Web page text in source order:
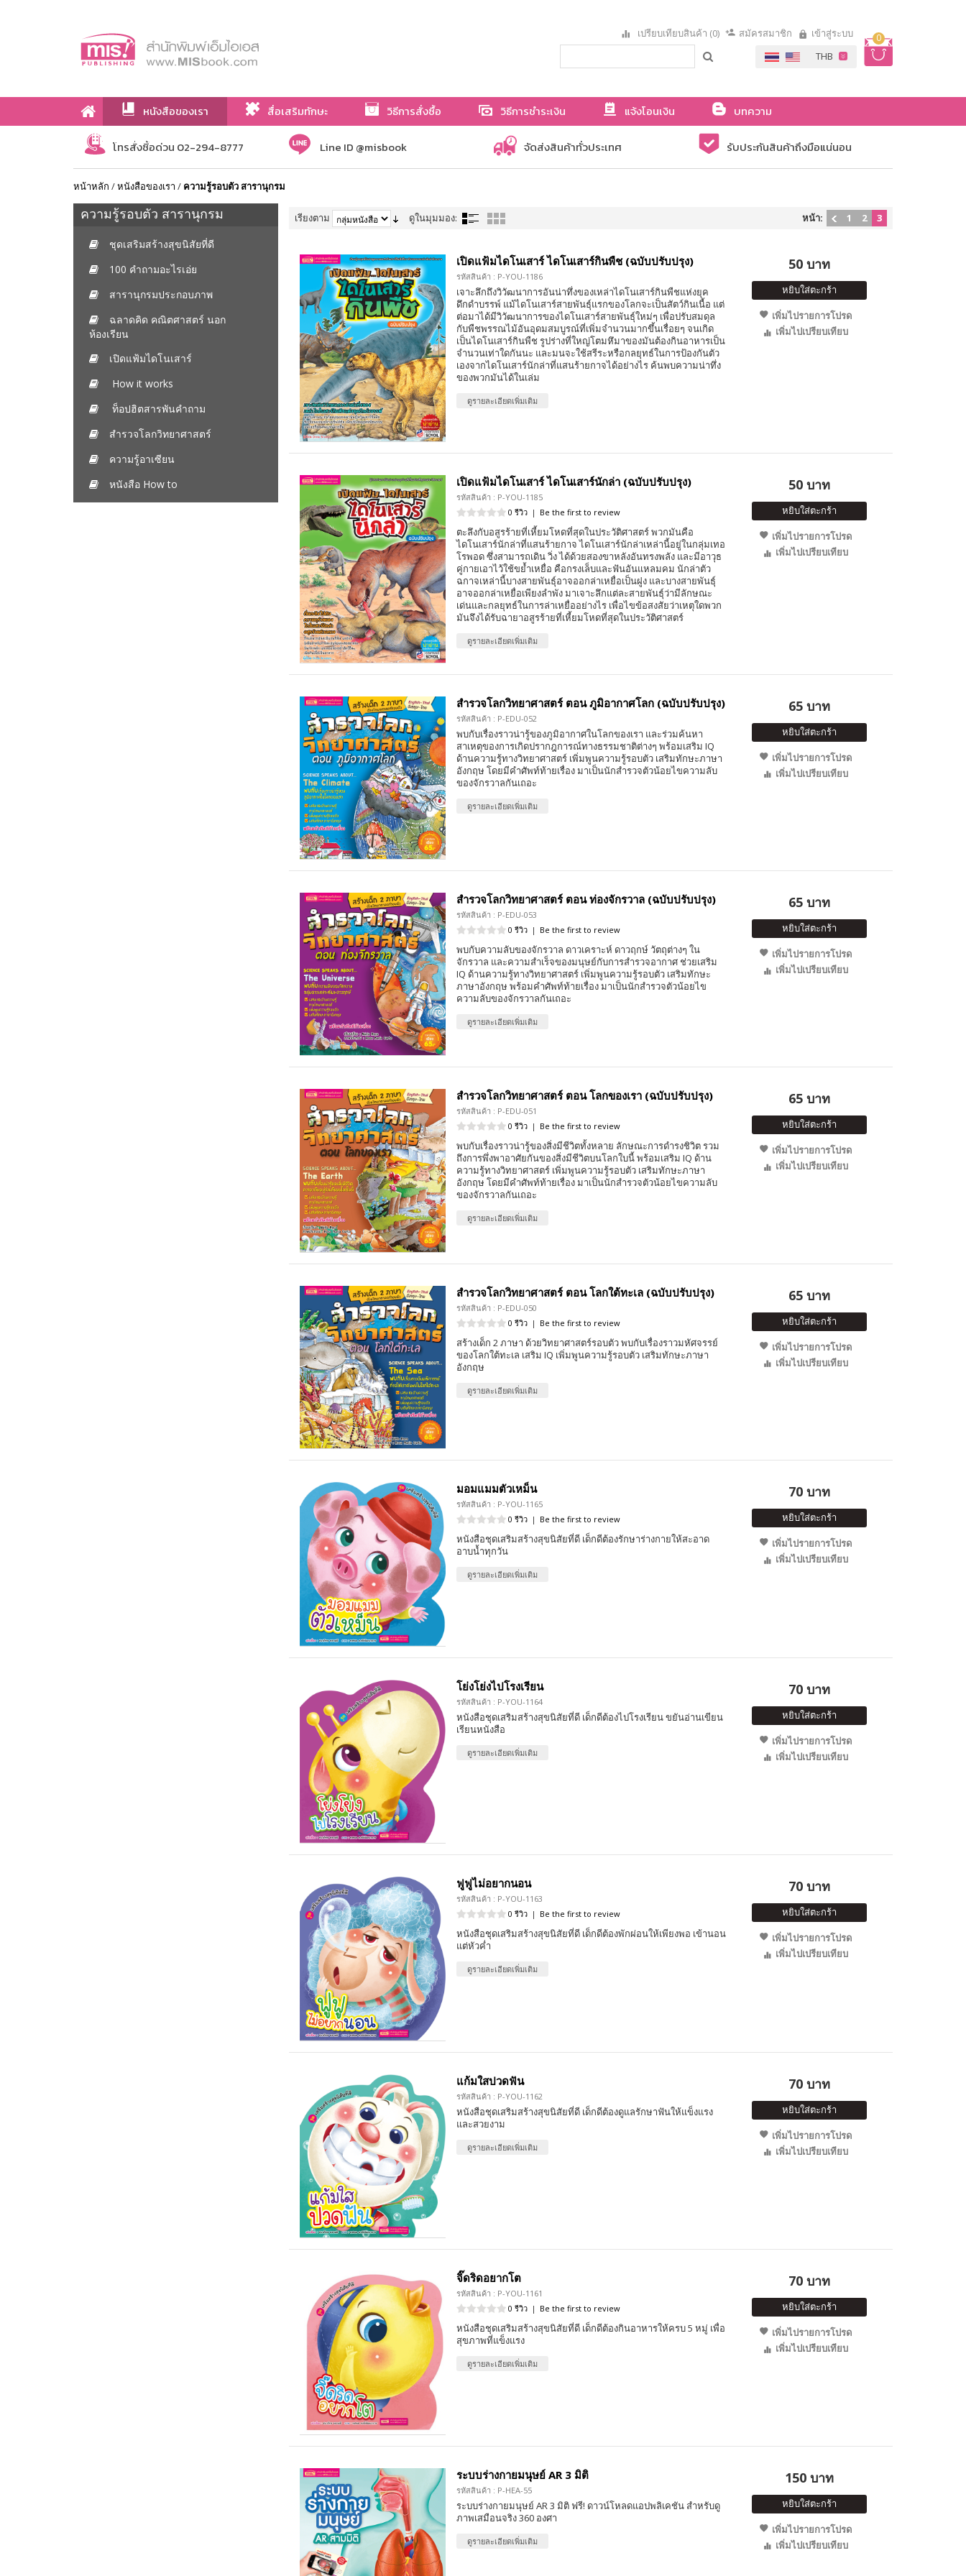
0
เปรียบเทียบสินค้า (0) สมัครสมาชิก เข้าสู่ระบบ
หนังสือของเรา สื่อเสริมทักษะ วิธีการสั่งซื้อ วิธีการชำระเงิน แจ้งโอนเงิน
บทความ
เกี่ยวกับเรา
โทรสั่งซื้อด่วน 02-294-8777 Line ID @misbook จัดส่งสินค้าทั่วประเทศ รับประกันสินค้าถึงมือแน่นอน
หน้าหลัก /หนังสือของเรา / ความรู้รอบตัว สารานุกรม
ความรู้รอบตัว สารานุกรม
ชุดเสริมสร้างสุขนิสัยที่ดี
100 คำถามอะไรเอ่ย
สารานุกรมประกอบภาพ
ฉลาดคิด คณิตศาสตร์ นอก
ห้องเรียน
เปิดแฟ้มไดโนเสาร์
How it works
ท็อปฮิตสารพันคำถาม
สำรวจโลกวิทยาศาสตร์
ความรู้อาเซียน
หนังสือ How to
เรียงตาม ดูในมุมมอง: หน้า: 1 2 3
เปิดแฟ้มไดโนเสาร์ ไดโนเสาร์กินพืช (ฉบับปรับปรุง)
รหัสสินค้า : P-YOU-1186
เจาะลึกถึงวิวัฒนาการอันน่าทึ่งของเหล่าไดโนเสาร์กินพืชแห่งยุค
ดึกดำบรรพ์ แม้ไดโนเสาร์สายพันธุ์แรกของโลกจะเป็นสัตว์กินเนื้อ แต่
ต่อมาได้มีวิวัฒนาการของไดโนเสาร์สายพันธุ์ใหม่ๆ เพื่อปรับสมดุล
กับพืชพรรณไม้อันอุดมสมบูรณ์ที่เพิ่มจำนวนมากขึ้นเรื่อยๆ จนเกิด
เป็นไดโนเสาร์กินพืช รูปร่างที่ใหญ่โตมหึมาของมันต้องกินอาหารเป็น
จำนวนเท่าใดกันนะ และมนจะใช้สรีระหรือกลยุทธ์ในการป้องกันตัว
เองจากไดโนเสาร์นักล่าที่แสนร้ายกาจได้อย่างไร ค้นพบความน่าทึ่ง
ของพวกมันได้ในเล่ม
ดูรายละเอียดเพิ่มเติม
50 บาท
หยิบใส่ตะกร้า
เพิ่มไปรายการโปรด
เพิ่มไปเปรียบเทียบ
เปิดแฟ้มไดโนเสาร์ ไดโนเสาร์นักล่า (ฉบับปรับปรุง)
รหัสสินค้า : P-YOU-1185
0 รีวิว | Be the first to review
ตะลึงกับอสูรร้ายที่เหี้ยมโหดที่สุดในประวัติศาสตร์ พวกมันคือ
ไดโนเสาร์นักล่าที่แสนร้ายกาจ ไดโนเสาร์นักล่าเหล่านี้อยู่ในกลุ่มเทอ
โรพอด ซึ่งสามารถเดิน วิ่ง ได้ด้วยสองขาหลังอันทรงพลัง และมีอาวุธ
คู่กายเอาไว้ใช้ขย้ำเหยื่อ คือกรงเล็บและฟันอันแหลมคม นักล่าตัว
ฉกาจเหล่านี้บางสายพันธุ์อาจออกล่าเหยื่อเป็นฝูง และบางสายพันธุ์
อาจออกล่าเหยื่อเพียงลำพัง มาเจาะลึกแต่ละสายพันธุ์ว่ามีลักษณะ
เด่นและกลยุทธ์ในการล่าเหยื่ออย่างไร เพื่อไขข้อสงสัยว่าเหตุใดพวก
มันจึงได้รับฉายาอสูรร้ายที่เหี้ยมโหดที่สุดในประวัติศาสตร์
ดูรายละเอียดเพิ่มเติม
50 บาท
หยิบใส่ตะกร้า
เพิ่มไปรายการโปรด
เพิ่มไปเปรียบเทียบ
สำรวจโลกวิทยาศาสตร์ ตอน ภูมิอากาศโลก (ฉบับปรับปรุง)
รหัสสินค้า : P-EDU-052
พบกับเรื่องราวน่ารู้ของภูมิอากาศในโลกของเรา และร่วมค้นหา
สาเหตุของการเกิดปรากฎการณ์ทางธรรมชาติต่างๆ พร้อมเสริม IQ
ด้านความรู้ทางวิทยาศาสตร์ เพิ่มพูนความรู้รอบตัว เสริมทักษะภาษา
อังกฤษ โดยมีคำศัพท์ท้ายเรื่อง มาเป็นนักสำรวจตัวน้อยไขความลับ
ของจักรวาลกันเถอะ
ดูรายละเอียดเพิ่มเติม
65 บาท
หยิบใส่ตะกร้า
เพิ่มไปรายการโปรด
เพิ่มไปเปรียบเทียบ
สำรวจโลกวิทยาศาสตร์ ตอน ท่องจักรวาล (ฉบับปรับปรุง)
รหัสสินค้า : P-EDU-053
0 รีวิว | Be the first to review
พบกับความลับของจักรวาล ดาวเคราะห์ ดาวฤกษ์ วัตถุต่างๆ ใน
จักรวาล และความสำเร็จของมนุษย์กับการสำรวจอากาศ ช่วยเสริม
IQ ด้านความรู้ทางวิทยาศาสตร์ เพิ่มพูนความรู้รอบตัว เสริมทักษะ
ภาษาอังกฤษ พร้อมคำศัพท์ท้ายเรื่อง มาเป็นนักสำรวจตัวน้อยไข
ความลับของจักรวาลกันเถอะ
ดูรายละเอียดเพิ่มเติม
65 บาท
หยิบใส่ตะกร้า
เพิ่มไปรายการโปรด
เพิ่มไปเปรียบเทียบ
สำรวจโลกวิทยาศาสตร์ ตอน โลกของเรา (ฉบับปรับปรุง)
รหัสสินค้า : P-EDU-051
0 รีวิว | Be the first to review
พบกับเรื่องราวน่ารู้ของสิ่งมีชีวิตทั้งหลาย ลักษณะการดำรงชิวิต รวม
ถึงการพึ่งพาอาศัยกันของสิ่งมีชีวิตบนโลกใบนี้ พร้อมเสริม IQ ด้าน
ความรู้ทางวิทยาศาสตร์ เพิ่มพูนความรู้รอบตัว เสริมทักษะภาษา
อังกฤษ โดยมีคำศัพท์ท้ายเรื่อง มาเป็นนักสำรวจตัวน้อยไขความลับ
ของจักรวาลกันเถอะ
ดูรายละเอียดเพิ่มเติม
65 บาท
หยิบใส่ตะกร้า
เพิ่มไปรายการโปรด
เพิ่มไปเปรียบเทียบ
สำรวจโลกวิทยาศาสตร์ ตอน โลกใต้ทะเล (ฉบับปรับปรุง)
รหัสสินค้า : P-EDU-050
0 รีวิว | Be the first to review
สร้างเด็ก 2 ภาษา ด้วยวิทยาศาสตร์รอบตัว พบกับเรื่องราวมหัศจรรย์
ของโลกใต้ทะเล เสริม IQ เพิ่มพูนความรู้รอบตัว เสริมทักษะภาษา
อังกฤษ
ดูรายละเอียดเพิ่มเติม
65 บาท
หยิบใส่ตะกร้า
เพิ่มไปรายการโปรด
เพิ่มไปเปรียบเทียบ
มอมแมมตัวเหม็น
รหัสสินค้า : P-YOU-1165
0 รีวิว | Be the first to review
หนังสือชุดเสริมสร้างสุขนิสัยที่ดี เด็กดีต้องรักษาร่างกายให้สะอาด
อาบน้ำทุกวัน
ดูรายละเอียดเพิ่มเติม
70 บาท
หยิบใส่ตะกร้า
เพิ่มไปรายการโปรด
เพิ่มไปเปรียบเทียบ
โย่งโย่งไปโรงเรียน
รหัสสินค้า : P-YOU-1164
หนังสือชุดเสริมสร้างสุขนิสัยที่ดี เด็กดีต้องไปโรงเรียน ขยันอ่านเขียน
เรียนหนังสือ
ดูรายละเอียดเพิ่มเติม
70 บาท
หยิบใส่ตะกร้า
เพิ่มไปรายการโปรด
เพิ่มไปเปรียบเทียบ
ฟูฟูไม่อยากนอน
รหัสสินค้า : P-YOU-1163
0 รีวิว | Be the first to review
หนังสือชุดเสริมสร้างสุขนิสัยที่ดี เด็กดีต้องพักผ่อนให้เพียงพอ เข้านอน
แต่หัวค่ำ
ดูรายละเอียดเพิ่มเติม
70 บาท
หยิบใส่ตะกร้า
เพิ่มไปรายการโปรด
เพิ่มไปเปรียบเทียบ
แก้มใสปวดฟัน
รหัสสินค้า : P-YOU-1162
หนังสือชุดเสริมสร้างสุขนิสัยที่ดี เด็กดีต้องดูแลรักษาฟันให้แข็งแรง
และสวยงาม
ดูรายละเอียดเพิ่มเติม
70 บาท
หยิบใส่ตะกร้า
เพิ่มไปรายการโปรด
เพิ่มไปเปรียบเทียบ
จิ๊ดริดอยากโต
รหัสสินค้า : P-YOU-1161
0 รีวิว | Be the first to review
หนังสือชุดเสริมสร้างสุขนิสัยที่ดี เด็กดีต้องกินอาหารให้ครบ 5 หมู่ เพื่อ
สุขภาพที่แข็งแรง
ดูรายละเอียดเพิ่มเติม
70 บาท
หยิบใส่ตะกร้า
เพิ่มไปรายการโปรด
เพิ่มไปเปรียบเทียบ
ระบบร่างกายมนุษย์ AR 3 มิติ
รหัสสินค้า : P-HEA-55
ระบบร่างกายมนุษย์ AR 3 มิติ ฟรี! ดาวน์โหลดแอปพลิเคชัน สำหรับดู
ภาพเสมือนจริง 360 องศา
ดูรายละเอียดเพิ่มเติม
150 บาท
หยิบใส่ตะกร้า
เพิ่มไปรายการโปรด
เพิ่มไปเปรียบเทียบ